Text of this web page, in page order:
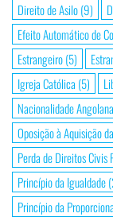
Direito de Asilo(9)
Efeito Automático de
Estrangeiro(5)
Igreja Católica (5)
Nacionalidade Angolana
Oposição à Aquisição
Perda de Direitos
Princípio da Igualdade
Princípio da